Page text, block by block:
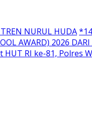
NURUL HUDA
AWARD) 2026
HUT RI ke-81, Polres